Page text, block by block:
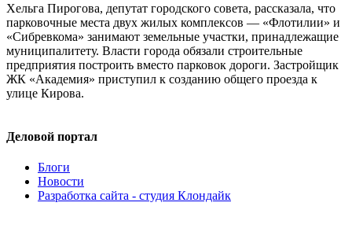
Хельга Пирогова, депутат городского совета, рассказала, что
парковочные места двух жилых комплексов — «Флотилии» и
«Сибревкома» занимают земельные участки, принадлежащие
муниципалитету. Власти города обязали строительные
предприятия построить вместо парковок дороги. Застройщик
ЖК «Академия» приступил к созданию общего проезда к
улице Кирова.
Деловой портал
Блоги
Новости
Разработка сайта - студия Клондайк